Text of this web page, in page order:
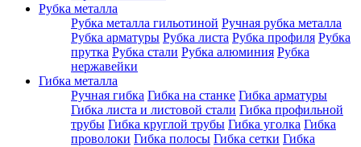
Рубка металла
Рубка металла гильотиной Ручная рубка металла
Рубка арматуры Рубка листа Рубка профиля Рубка
прутка Рубка стали Рубка алюминия Рубка
нержавейки
Гибка металла
Ручная гибка Гибка на станке Гибка арматуры
Гибка листа и листовой стали Гибка профильной
трубы Гибка круглой трубы Гибка уголка Гибка
проволоки Гибка полосы Гибка сетки Гибка